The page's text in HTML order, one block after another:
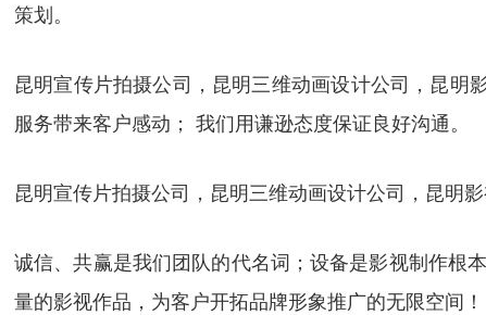
策划。
昆明宣传片拍摄公司，昆明三维动画设计公司，昆明
服务带来客户感动； 我们用谦逊态度保证良好沟通。
昆明宣传片拍摄公司，昆明三维动画设计公司，昆明
诚信、共赢是我们团队的代名词；设备是影视制作根
量的影视作品，为客户开拓品牌形象推广的无限空间！